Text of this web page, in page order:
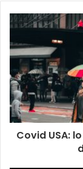
Covid USA: